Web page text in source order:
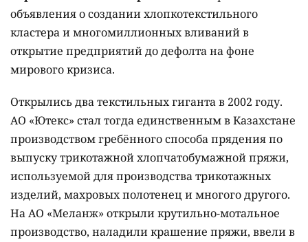
объявления о создании хлопкотекстильного
кластера и многомиллионных вливаний в
открытие предприятий до дефолта на фоне
мирового кризиса.
Открылись два текстильных гиганта в 2002 году.
АО «Ютекс» стал тогда единственным в Казахстане
производством гребённого способа прядения по
выпуску трикотажной хлопчатобумажной пряжи,
используемой для производства трикотажных
изделий, махровых полотенец и многого другого.
На АО «Меланж» открыли крутильно-мотальное
производство, наладили крашение пряжи, ввели в